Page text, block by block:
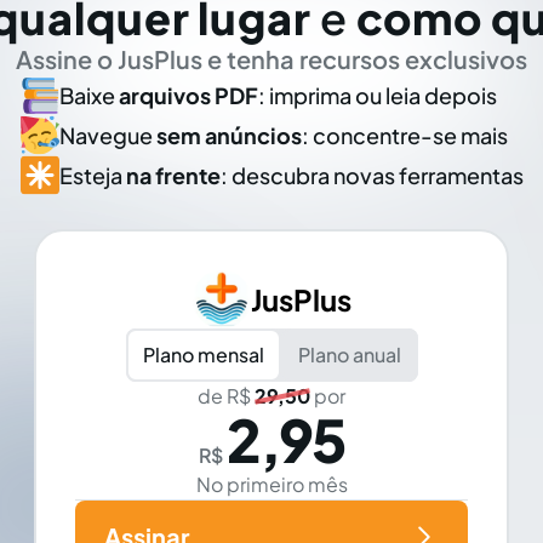
lugar e como
Assine o JusPlus e tenha recursos exclusivos
Baixearquivos PDF: imprima ou leia depois
Naveguesem anúncios: concentre-se mais
Esteja na frente: descubra novas ferramentas
JusPlus
Plano mensal
Plano anual
de R$29,50por
R$ 2,95
No primeiro mês
Assinar